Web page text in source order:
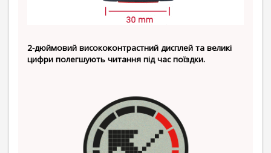
2-дюймовий висококонтрастний дисплей та великі
цифри полегшують читання під час поїздки.